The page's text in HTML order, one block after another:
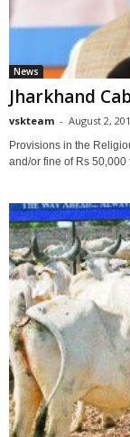
News
Jharkhand
vskteam - August 2,
Provisions in the
and/or fine of Rs 50,000